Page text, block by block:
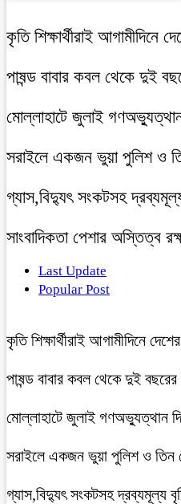
কৃতি শিক্ষার্থীরাই আগামীদিনে
পাষন্ড বাবার কবল থেকে দুই
মোল্লাহাটে জুলাই
সরাইলে একজন ভুয়া পুলিশ ও
গ্যাস,বিদ্যুৎ সংকটসহ
সাংবাদিকতা পেশার অস্তিত্ব
Last Update
Popular Post
কৃতি শিক্ষার্থীরাই আগামীদিনে
পাষন্ড বাবার কবল থেকে দুই
মোল্লাহাটে জুলাই গণঅভ্যুত্থান
সরাইলে একজন ভুয়া পুলিশ ও
গ্যাস,বিদ্যুৎ সংকটসহ দ্রব্যমূল্য